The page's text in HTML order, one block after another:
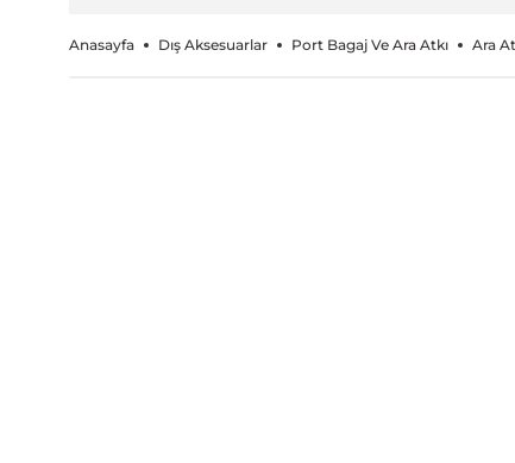
Anasayfa Dış Aksesuarlar Port Bagaj Ve Ara Atkı Ara